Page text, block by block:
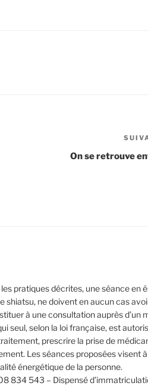
On se retrouve
pratiques décrites, une séance en
shiatsu, ne doivent en aucun cas
à une consultation auprès d’un
seul, selon la loi française, est
prescrire la prise de
Les séances proposées visent
énergétique de la personne.
834 543 – Dispensé